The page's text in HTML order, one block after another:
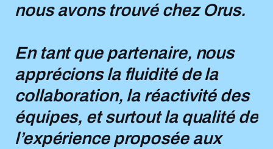
nous avons trouvé chez Orus.
En tant que partenaire, nous
apprécions la fluidité de la
collaboration, la réactivité des
équipes, et surtout la qualité de
l’expérience proposée aux